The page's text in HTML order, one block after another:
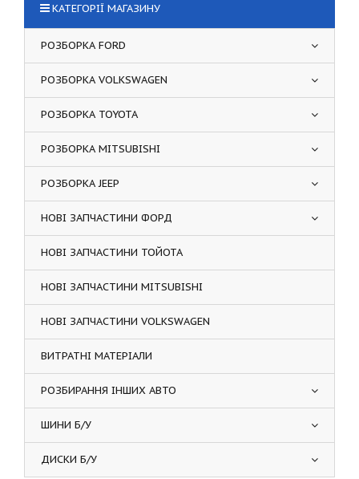
КАТЕГОРІЇ МАГАЗИНУ
РОЗБОРКА FORD
РОЗБОРКА VOLKSWAGEN
РОЗБОРКА TOYOTA
РОЗБОРКА MITSUBISHI
РОЗБОРКА JEEP
НОВІ ЗАПЧАСТИНИ ФОРД
НОВІ ЗАПЧАСТИНИ ТОЙОТА
НОВІ ЗАПЧАСТИНИ MITSUBISHI
НОВІ ЗАПЧАСТИНИ VOLKSWAGEN
ВИТРАТНІ МАТЕРІАЛИ
РОЗБИРАННЯ ІНШИХ АВТО
ШИНИ Б/У
ДИСКИ Б/У